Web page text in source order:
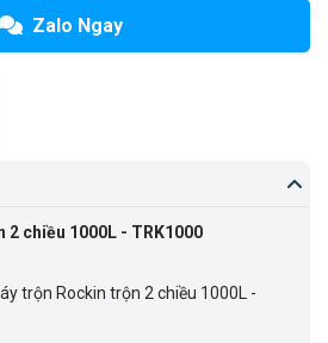
Zalo Ngay
2 chiều 1000L - TRK1000
trộn Rockin trộn 2 chiều 1000L -